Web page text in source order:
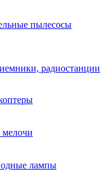
пылесосы
радиостанции
лампы